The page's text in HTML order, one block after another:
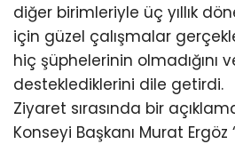
diğer birimleriyle üç yıllık
için güzel çalışmalar
hiç şüphelerinin olmadığını
desteklediklerini dile getirdi.
Ziyaret sırasında bir
Konseyi Başkanı Murat Ergöz